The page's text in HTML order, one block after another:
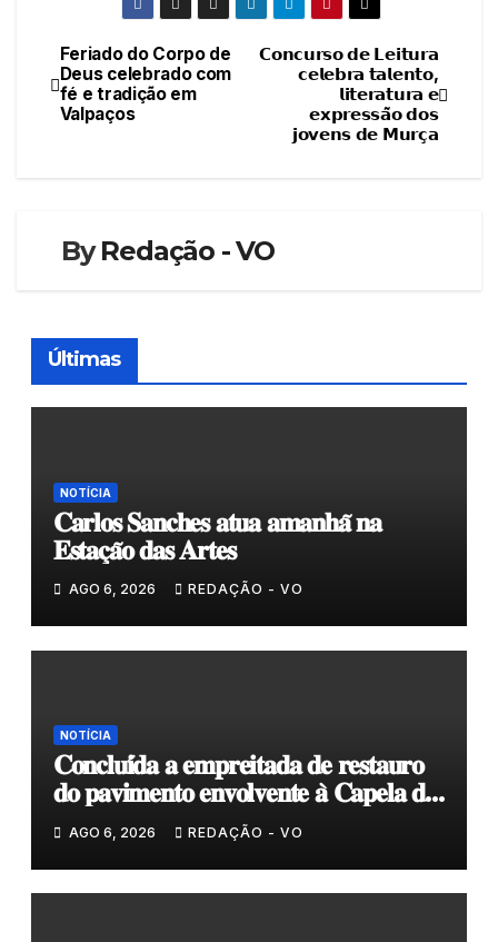
Navegação
de
𝗖𝗼𝗻𝗰𝘂𝗿𝘀𝗼 𝗱𝗲 𝗟𝗲𝗶𝘁𝘂𝗿𝗮
𝗰𝗲𝗹𝗲𝗯𝗿𝗮 𝘁𝗮𝗹𝗲𝗻𝘁𝗼,
𝗹𝗶𝘁𝗲𝗿𝗮𝘁𝘂𝗿𝗮 𝗲
𝗲𝘅𝗽𝗿𝗲𝘀𝘀𝗮̃𝗼 𝗱𝗼𝘀
𝗷𝗼𝘃𝗲𝗻𝘀 𝗱𝗲 𝗠𝘂𝗿𝗰̧𝗮
Feriado do Corpo de
Deus celebrado com
fé e tradição em
Valpaços
ByRedação - VO
Últimas
NOTÍCIA
𝐂𝐚𝐫𝐥𝐨𝐬 𝐒𝐚𝐧𝐜𝐡𝐞𝐬 𝐚𝐭𝐮𝐚 𝐚𝐦𝐚𝐧𝐡𝐚̃ 𝐧𝐚
𝐄𝐬𝐭𝐚𝐜̧𝐚̃𝐨 𝐝𝐚𝐬 𝐀𝐫𝐭𝐞𝐬
AGO 6, 2026 REDAÇÃO - VO
NOTÍCIA
𝐂𝐨𝐧𝐜𝐥𝐮𝐢́𝐝𝐚 𝐚 𝐞𝐦𝐩𝐫𝐞𝐢𝐭𝐚𝐝𝐚 𝐝𝐞 𝐫𝐞𝐬𝐭𝐚𝐮𝐫𝐨
𝐝𝐨 𝐩𝐚𝐯𝐢𝐦𝐞𝐧𝐭𝐨 𝐞𝐧𝐯𝐨𝐥𝐯𝐞𝐧𝐭𝐞 𝐚̀ 𝐂𝐚𝐩𝐞𝐥𝐚 𝐝𝐞
𝐂𝐨𝐯𝐚𝐬
AGO 6, 2026 REDAÇÃO - VO